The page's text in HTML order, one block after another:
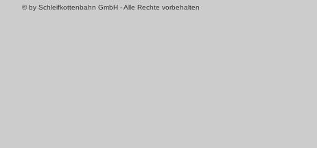
© by Schleifkottenbahn GmbH - Alle Rechte vorbehalten